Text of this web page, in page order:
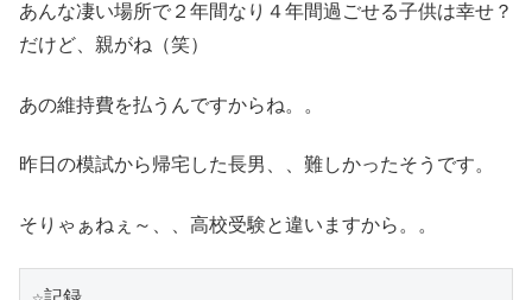
あんな凄い場所で２年間なり４年間過ごせる子供は幸せ？
だけど、親がね（笑）
あの維持費を払うんですからね。。
昨日の模試から帰宅した長男、、難しかったそうです。
そりゃぁねぇ～、、高校受験と違いますから。。